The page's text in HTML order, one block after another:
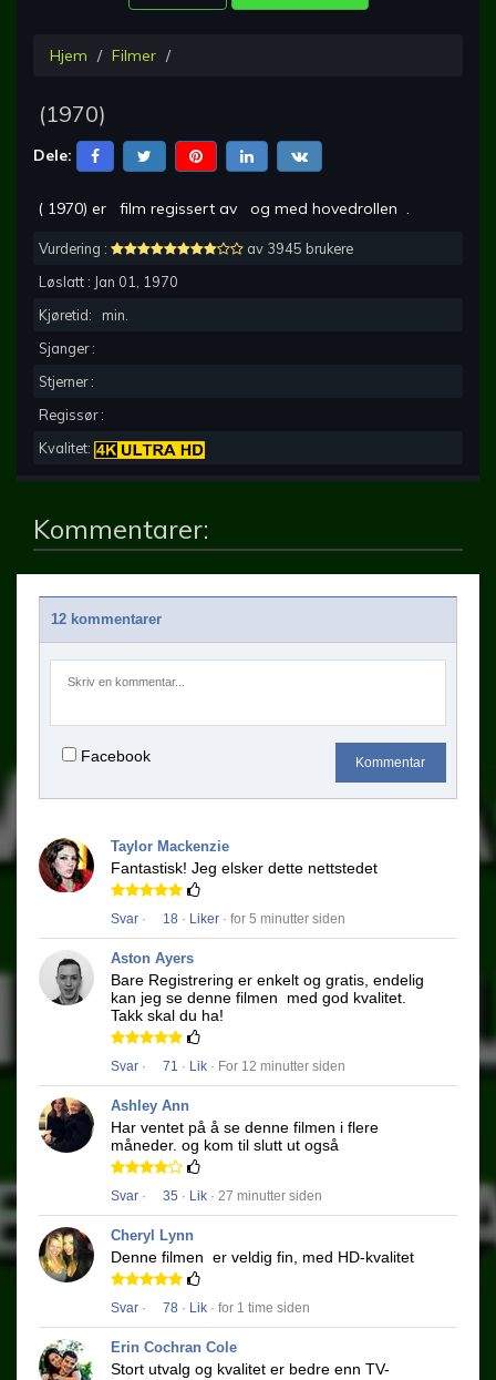
Hjem Filmer
(1970)
Dele:
( 1970) er film regissert av og med hovedrollen .
Vurdering :
av 3945 brukere
Løslatt : Jan 01, 1970
Kjøretid:
min.
Sjanger :
Stjerner :
Regissør :
Kvalitet:
Kommentarer:
12 kommentarer
Facebook Kommentar
Taylor Mackenzie
Fantastisk! Jeg elsker dette nettstedet
Svar · 18 · Liker · for 5 minutter siden
Aston Ayers
Bare Registrering er enkelt og gratis, endelig
kan jeg se denne filmen
med god kvalitet.
Takk skal du ha!
Svar · 71 · Lik · For 12 minutter siden
Ashley Ann
Har ventet på å se denne filmen i flere
måneder. og kom til slutt ut også
Svar · 35 · Lik · 27 minutter siden
Cheryl Lynn
Denne filmen er veldig fin, med HD-kvalitet
Svar · 78 · Lik · for 1 time siden
Erin Cochran Cole
Stort utvalg og kvalitet er bedre enn TV-